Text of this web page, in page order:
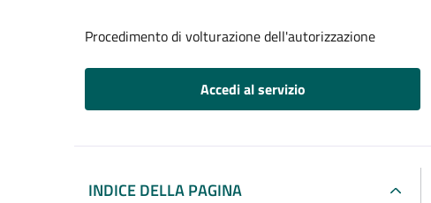
Procedimento di volturazione dell'autorizzazione
Accedi al servizio
INDICE DELLA PAGINA